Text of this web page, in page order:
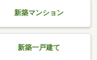
新築マンション
新築一戸建て